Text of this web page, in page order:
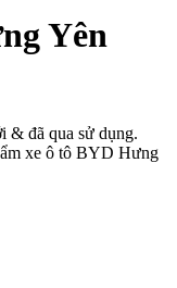
Yên
đã qua sử dụng.
xe ô tô BYD Hưng